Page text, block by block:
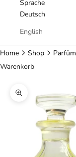
Sprache
Deutsch
English
Home Shop Parfüm
Warenkorb
Bild vergrößern